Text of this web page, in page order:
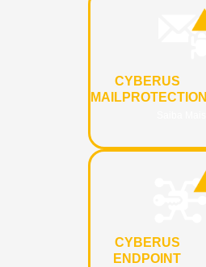
CYBERUS
MAILPROTECTION
CYBERUS
ENDPOINT